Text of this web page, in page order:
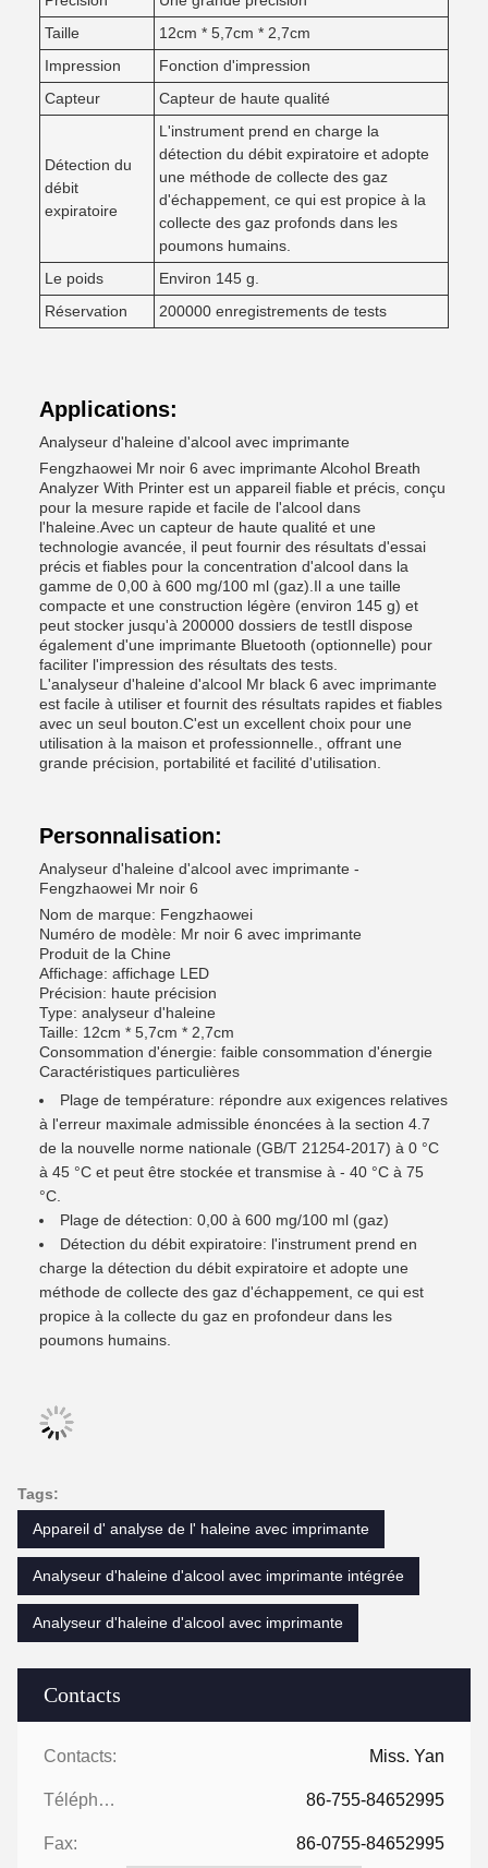
Contacts
Contacts: Miss. Yan
Téléphone: 86-755-84652995
Fax: 86-0755-84652995
Taille
12cm * 5,7cm * 2,7cm
Impression
Fonction d'impression
Capteur
Capteur de haute qualité
Détection du
débit
expiratoire
L'instrument prend en charge la
détection du débit expiratoire et adopte
une méthode de collecte des gaz
d'échappement, ce qui est propice à la
collecte des gaz profonds dans les
poumons humains.
Le poids
Environ 145 g.
Réservation
200000 enregistrements de tests
Applications:
Analyseur d'haleine d'alcool avec imprimante
Fengzhaowei Mr noir 6 avec imprimante Alcohol Breath
Analyzer With Printer est un appareil fiable et précis, conçu
pour la mesure rapide et facile de l'alcool dans
l'haleine.Avec un capteur de haute qualité et une
technologie avancée, il peut fournir des résultats d'essai
précis et fiables pour la concentration d'alcool dans la
gamme de 0,00 à 600 mg/100 ml (gaz).Il a une taille
compacte et une construction légère (environ 145 g) et
peut stocker jusqu'à 200000 dossiers de testIl dispose
également d'une imprimante Bluetooth (optionnelle) pour
faciliter l'impression des résultats des tests.
L'analyseur d'haleine d'alcool Mr black 6 avec imprimante
est facile à utiliser et fournit des résultats rapides et fiables
avec un seul bouton.C'est un excellent choix pour une
utilisation à la maison et professionnelle., offrant une
grande précision, portabilité et facilité d'utilisation.
Personnalisation:
Analyseur d'haleine d'alcool avec imprimante -
Fengzhaowei Mr noir 6
Nom de marque: Fengzhaowei
Numéro de modèle: Mr noir 6 avec imprimante
Produit de la Chine
Affichage: affichage LED
Précision: haute précision
Type: analyseur d'haleine
Taille: 12cm * 5,7cm * 2,7cm
Consommation d'énergie: faible consommation d'énergie
Caractéristiques particulières
Plage de température: répondre aux exigences relatives
à l'erreur maximale admissible énoncées à la section 4.7
de la nouvelle norme nationale (GB/T 21254-2017) à 0 °C
à 45 °C et peut être stockée et transmise à - 40 °C à 75
°C.
Plage de détection: 0,00 à 600 mg/100 ml (gaz)
Détection du débit expiratoire: l'instrument prend en
charge la détection du débit expiratoire et adopte une
méthode de collecte des gaz d'échappement, ce qui est
propice à la collecte du gaz en profondeur dans les
poumons humains.
Tags:
Appareil d' analyse de l' haleine avec imprimante
Analyseur d'haleine d'alcool avec imprimante intégrée
Analyseur d'haleine d'alcool avec imprimante